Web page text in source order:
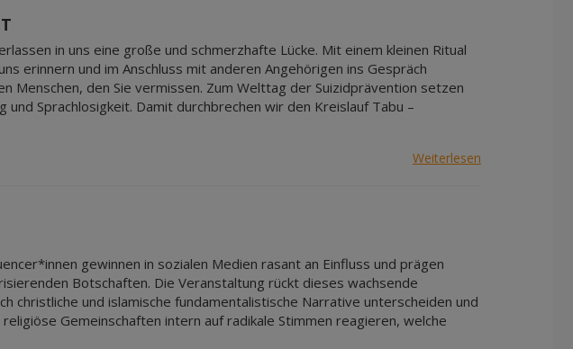
in uns eine große und schmerzhafte Lücke. Mit einem kleinen Ritual
erinnern und im Anschluss mit anderen Angehörigen ins Gespräch
Menschen, den Sie vermissen. Zum Welttag der Suizidprävention setzen
und Sprachlosigkeit. Damit durchbrechen wir den Kreislauf Tabu –
Weiterlesen
gewinnen in sozialen Medien rasant an Einfluss und prägen
Botschaften. Die Veranstaltung rückt dieses wachsende
christliche und islamische fundamentalistische Narrative unterscheiden und
Gemeinschaften intern auf radikale Stimmen reagieren, welche